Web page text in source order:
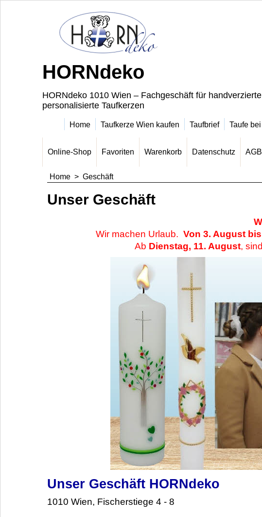
HORNdeko
HORNdeko 1010 Wien – Fachgeschäft für
personalisierte Taufkerzen
Home Taufkerze Wien kaufen Taufbrief Taufe
Online-Shop Favoriten Warenkorb Datenschutz AGB
Home > Geschäft
Unser Geschäft
Wir machen Urlaub. Von 3. August
Ab Dienstag, 11. August,
Unser Geschäft HORNdeko
1010 Wien, Fischerstiege 4 - 8